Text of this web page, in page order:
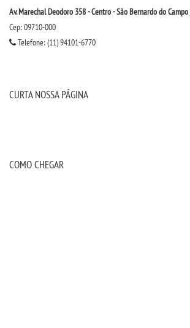
Av. Marechal Deodoro 358 - Centro - São Bernardo do Campo
Cep: 09710-000
Telefone: (11) 94101-6770
CURTA NOSSA PÁGINA
COMO CHEGAR